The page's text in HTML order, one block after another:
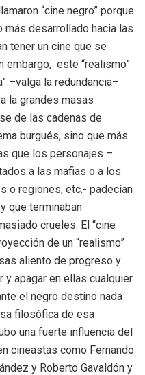
“cine negro” porque
desarrollado hacia las
tener un cine que se
embargo, este “realismo”
–valga la redundancia–
la grandes masas
de las cadenas de
burgués, sino que más
que los personajes –
a las mafias o a los
o regiones, etc.- padecían
que terminaban
crueles. El “cine
de un “realismo”
aliento de progreso y
y apagar en ellas cualquier
el negro destino nada
filosófica de esa
una fuerte influencia del
cineastas como Fernando
y Roberto Gavaldón y